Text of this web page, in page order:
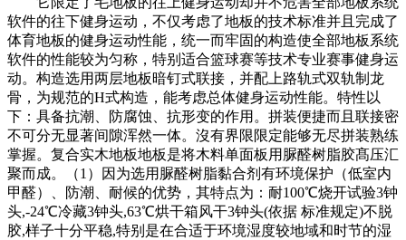
软件的往下健身运动，不仅考虑了地板的技术标准并且完成了
体育地板的健身运动性能，统一而牢固的构造使全部地板系统
软件的性能较为匀称，特别适合篮球赛等技术专业赛事健身运
动。构造选用两层地板暗钉式联接，并配上路轨式双轨制龙
骨，为规范的H式构造，能考虑总体健身运动性能。特性以
下：具备抗潮、防腐蚀、抗形变的作用。拼装便捷而且联接密
不可分无显著间隙浑然一体。沒有界限限定能够无尽拼装熟练
掌握。复合实木地板地板是将木料单面板用脲醛树脂胶髙压汇
聚而成。（1）因为选用脲醛树脂黏合剂有环境保护（低室内
甲醛）、防潮、耐候的优势，其特点为：耐100℃烧开试验3钟
头,-24℃冷藏3钟头,63℃烘干箱风干3钟头(依据 标准规定)不脱
胶,样子十分平稳,特别是在合适于环境湿度较地域和时节的湿